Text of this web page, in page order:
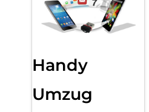
Handy
Umzug